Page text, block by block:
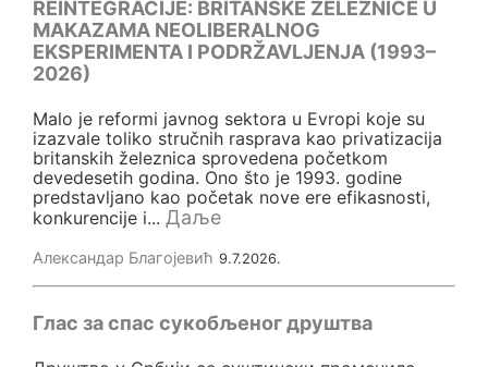
REINTEGRACIJE: BRITANSKE ŽELEZNICE U
MAKAZAMA NEOLIBERALNOG
EKSPERIMENTA I PODRŽAVLJENJA (1993–
2026)
Malo je reformi javnog sektora u Evropi koje su
izazvale toliko stručnih rasprava kao privatizacija
britanskih železnica sprovedena početkom
devedesetih godina. Ono što je 1993. godine
predstavljano kao početak nove ere efikasnosti,
konkurencije i... Даље
Александар Благојевић 9.7.2026.
Глас за спас сукобљеног друштва